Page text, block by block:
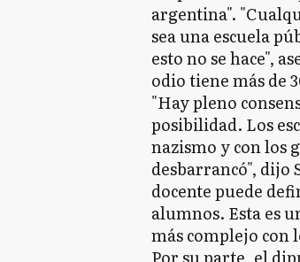
argentina".
sea una escuela
esto no se hace",
odio tiene más de
"Hay pleno
posibilidad. Los
nazismo y con los
desbarrancó", dijo
docente puede
alumnos. Esta es
más complejo con
Por su parte, el